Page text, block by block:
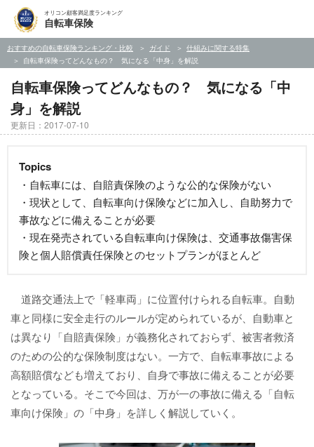
オリコン顧客満足度ランキング
自転車保険
おすすめの自転車保険ランキング・比較 ガイド
仕組みに関する特集
自転車保険ってどんなもの？ 気になる「中身」を解説
自転車保険ってどんなもの？ 気になる「中
身」を解説
更新日：2017-07-10
Topics
・自転車には、自賠責保険のような公的な保険がない
・現状として、自転車向け保険などに加入し、自助努力で
事故などに備えることが必要
・現在発売されている自転車向け保険は、交通事故傷害保
険と個人賠償責任保険とのセットプランがほとんど
道路交通法上で「軽車両」に位置付けられる自転車。自動
車と同様に安全走行のルールが定められているが、自動車と
は異なり「自賠責保険」が義務化されておらず、被害者救済
のための公的な保険制度はない。一方で、自転車事故による
高額賠償なども増えており、自身で事故に備えることが必要
となっている。そこで今回は、万が一の事故に備える「自転
車向け保険」の「中身」を詳しく解説していく。